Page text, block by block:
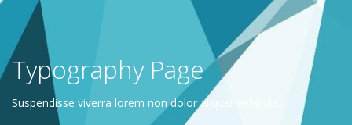
Typography Page
Suspendisse viverra lorem non dolor aliquet vehicula.